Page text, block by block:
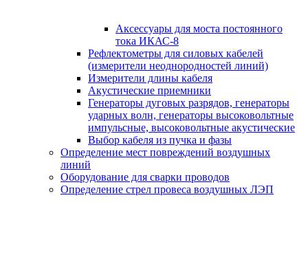
Аксессуары для моста постоянного
тока ИКАС-8
Рефлектометры для силовых кабелей
(измерители неоднородностей линий)
Измерители длины кабеля
Акустические приемники
Генераторы дуговых разрядов, генераторы
ударных волн, генераторы высоковольтные
импульсные, высоковольтные акустические
Выбор кабеля из пучка и фазы
Определение мест повреждений воздушных
линий
Оборудование для сварки проводов
Определение стрел провеса воздушных ЛЭП